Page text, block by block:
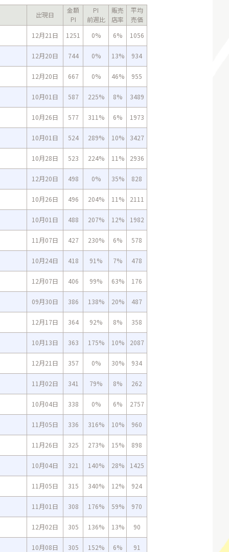
出現日
金額
PI
PI
前週比
販売
店率
平均
売価
12月21日
1251 0% 6% 1056
12月20日 744 0% 13% 934
12月20日 667 0% 46% 955
10月01日 587 225% 8% 3489
10月26日 577 311% 6% 1973
10月01日 524 289% 10% 3427
10月28日 523 224% 11% 2936
12月20日 498 0% 35% 828
10月26日 496 204% 11% 2111
10月01日 488 207% 12% 1982
11月07日 427 230% 6% 578
10月24日 418 91% 7% 478
12月07日 406 99% 63% 176
09月30日 386 138% 20% 487
12月17日 364 92% 8% 358
10月13日 363 175% 10% 2087
12月21日 357 0% 30% 934
11月02日 341 79% 8% 262
10月04日 338 0% 6% 2757
11月05日 336 316% 10% 960
11月26日 325 273% 15% 898
10月04日 321 140% 28% 1425
11月05日 315 340% 12% 924
11月01日 308 176% 59% 970
12月02日 305 136% 13% 90
10月08日 305 152% 6% 91